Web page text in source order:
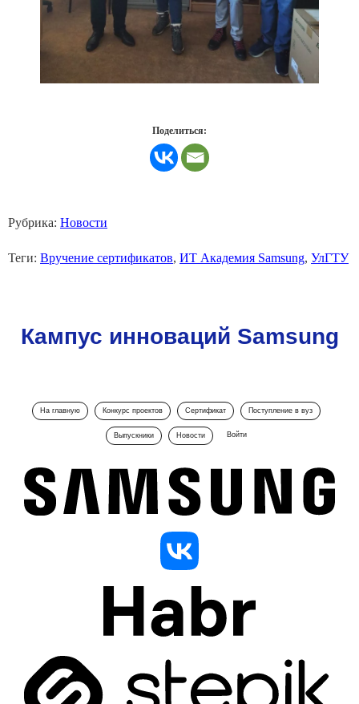
Поделиться:
Рубрика: Новости
Теги: Вручение сертификатов, ИТ Академия Samsung, УлГТУ
Кампус инноваций Samsung
На главную Конкурс проектов Сертификат Поступление в вуз
Выпускники Новости Войти